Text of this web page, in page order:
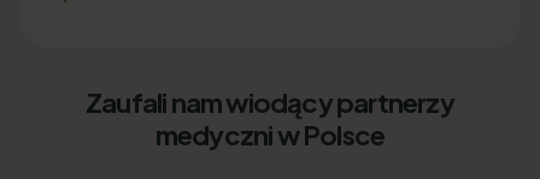
Zaufali nam wiodący partnerzy
medyczni w Polsce